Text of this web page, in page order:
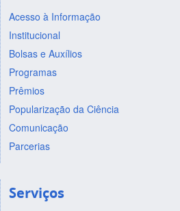
Acesso à Informação
Institucional
Bolsas e Auxílios
Programas
Prêmios
Popularização da Ciência
Comunicação
Parcerias
Serviços